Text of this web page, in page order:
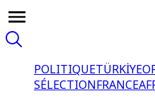
POLITIQUETÜRKİYE
SÉLECTIONFRANCE